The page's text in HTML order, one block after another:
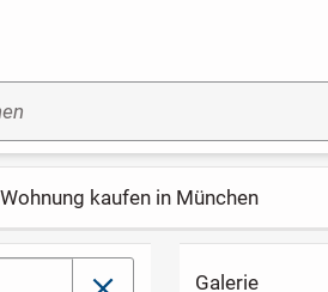
Wohnung kaufen in München
Galerie